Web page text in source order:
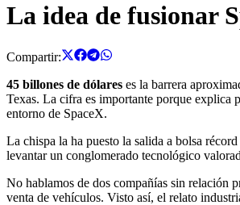
La idea de fusionar
Compartir:
45 billones de dólares es la barrera
Texas. La cifra es importante porque explica
entorno de SpaceX.
La chispa la ha puesto la salida a bolsa récord
levantar un conglomerado tecnológico
No hablamos de dos compañías sin relación
venta de vehículos. Visto así, el relato